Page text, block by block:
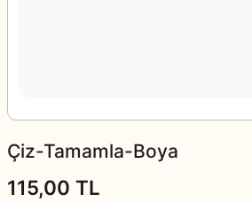
Çiz-Tamamla-Boya
115,00 TL